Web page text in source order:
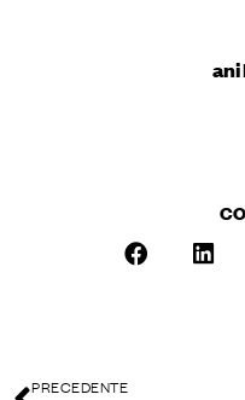
PRECEDENTE